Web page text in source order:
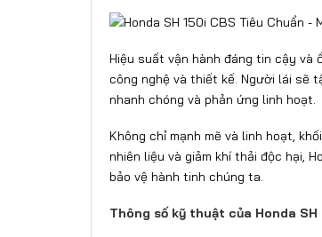
Hiệu suất vận hành đáng tin cậy và
công nghệ và thiết kế. Người lái sẽ
nhanh chóng và phản ứng linh hoạt.
Không chỉ mạnh mẽ và linh hoạt,
nhiên liệu và giảm khí thải độc hại,
bảo vệ hành tinh chúng ta.
Thông số kỹ thuật của Honda